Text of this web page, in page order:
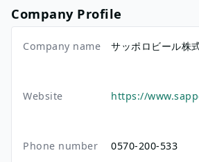
Company Profile
Company name サッポロビール株
Website https://
Phone number 0570-200-533